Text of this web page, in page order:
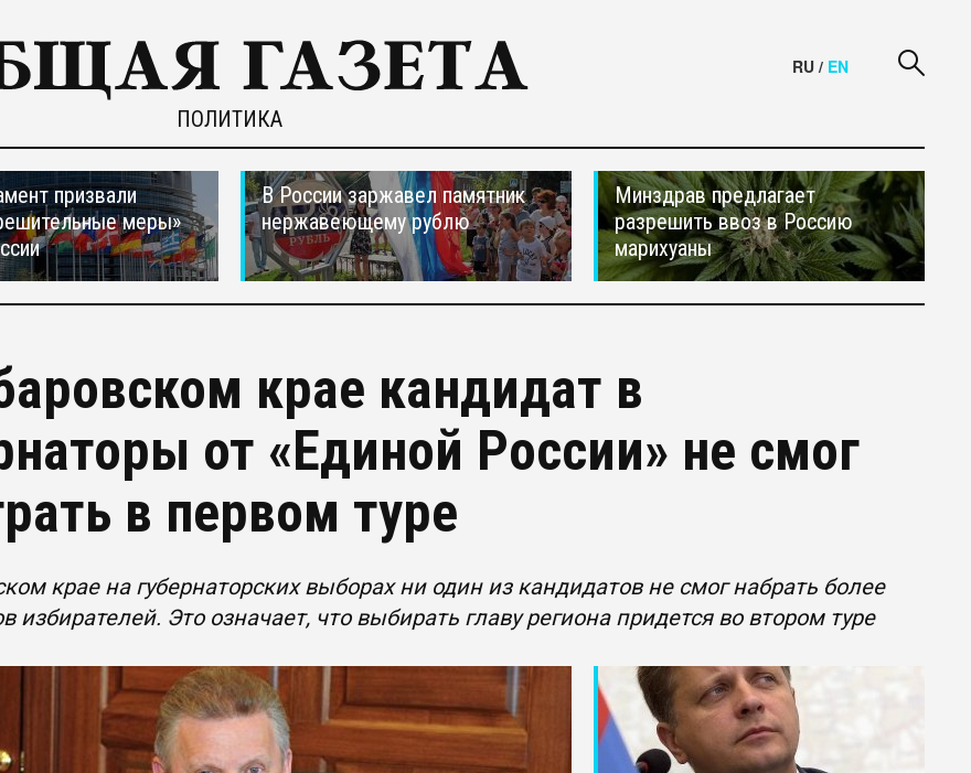
ПОЛИТИКА
RU / EN
призвали
меры»
В России заржавел памятник
нержавеющему рублю
Минздрав предлагает
разрешить ввоз в Россию
марихуаны
крае кандидат в
от «Единой России» не смог
в первом туре
крае на губернаторских выборах ни один из кандидатов не смог набрать более
избирателей. Это означает, что выбирать главу региона придется во втором туре